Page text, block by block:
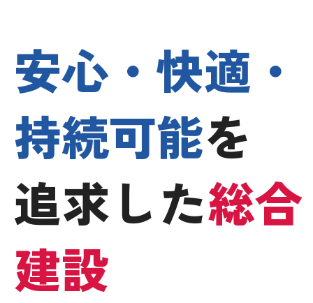
安心・快適・
持続可能を
追求した総合
建設